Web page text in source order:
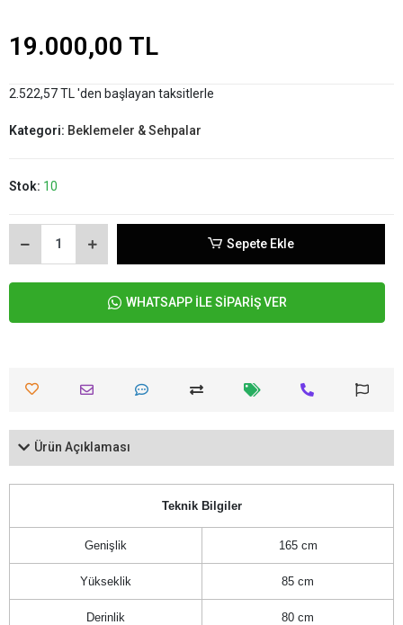
19.000,00 TL
2.522,57 TL 'den başlayan taksitlerle
Kategori: Beklemeler & Sehpalar
Stok: 10
Sepete Ekle
WHATSAPP İLE SİPARİŞ VER
Ürün Açıklaması
Teknik Bilgiler
Genişlik 165 cm
Yükseklik 85 cm
Derinlik 80 cm